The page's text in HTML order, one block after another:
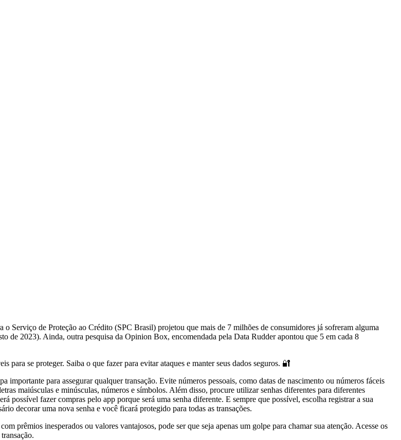
Serviço de Proteção ao Crédito (SPC Brasil) projetou que mais de 7 milhões de consumidores já sofreram alguma
de 2023). Ainda, outra pesquisa da Opinion Box, encomendada pela Data Rudder apontou que 5 em cada 8
para se proteger. Saiba o que fazer para evitar ataques e manter seus dados seguros. 🔐
importante para assegurar qualquer transação. Evite números pessoais, como datas de nascimento ou números fáceis
maiúsculas e minúsculas, números e símbolos. Além disso, procure utilizar senhas diferentes para diferentes
possível fazer compras pelo app porque será uma senha diferente. E sempre que possível, escolha registrar a sua
decorar uma nova senha e você ficará protegido para todas as transações.
prêmios inesperados ou valores vantajosos, pode ser que seja apenas um golpe para chamar sua atenção. Acesse os